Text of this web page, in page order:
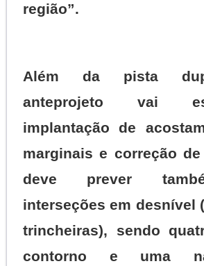
região”.
Além da pista
anteprojeto vai
implantação de
marginais e correção
deve prever
interseções em desnível
trincheiras), sendo
contorno e uma